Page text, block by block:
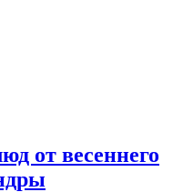
от весеннего